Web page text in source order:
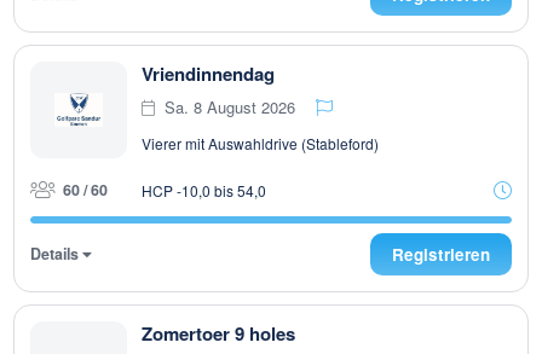
Vriendinnendag
Sa. 8 August 2026
Vierer mit Auswahldrive (Stableford)
60 / 60 HCP -10,0 bis 54,0
Details Registrieren
Zomertoer 9 holes